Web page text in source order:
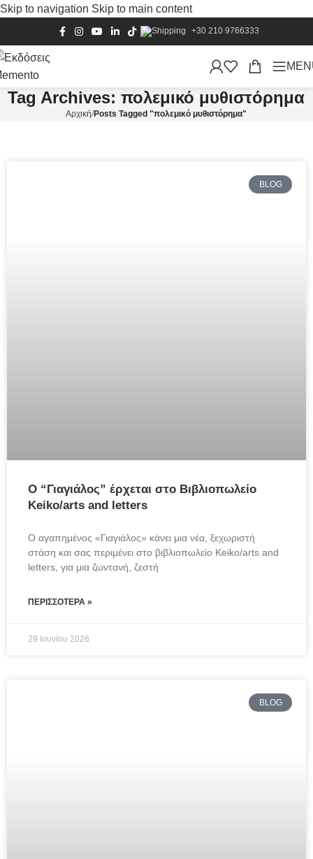
Skip to navigation Skip to main content
+30 210 9766333
Tag Archives: πολεμικό μυθιστόρημα
Αρχική/Posts Tagged "πολεμικό μυθιστόρημα"
BLOG
Ο “Γιαγιάλoς” έρχεται στο Βιβλιοπωλείο
Keiko/arts and letters
Ο αγαπημένος «Γιαγιάλος» κάνει μια νέα, ξεχωριστή
στάση και σας περιμένει στο βιβλιοπωλείο Keiko/arts and
letters, για μια ζωντανή, ζεστή
ΠΕΡΙΣΣΌΤΕΡΑ »
29 Ιουνίου 2026
BLOG